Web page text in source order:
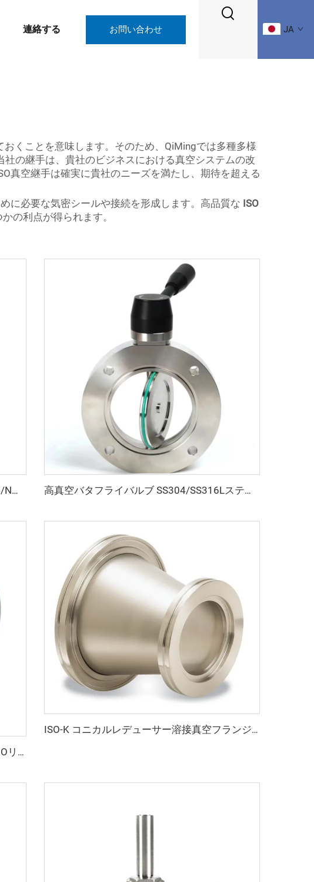
連絡する お問い合わせ JA
くことを意味します。そのため、QiMingでは多種多様
の継手は、貴社のビジネスにおける真空システムの改
真空継手は確実に貴社のニーズを満たし、期待を超える
に必要な気密シールや接続を形成します。高品質な ISO
の利点が得られます。
KFアルミニウム製チェックバルブ、NW25/NW40フランジ付き真空チェックバルブ、逆止弁、KF25/KF40本体、FKMシール付き 高真空バタフライバルブ SS304/SS316Lステンレス鋼製 ISO-F63-200 高品質バタフライバルブ マニュアル/空気圧/電動式
SS304 リング NW16/NW25/NW40/NW50 Oリング（FKM EPDM NBR）ステンレス鋼真空継手 センターリング（リング付きおよびOリング付き）
ISO-K コニカルレデューサー溶接真空フランジ ISO80xISO63-ISO100xISO80 SS304/SS316L ステンレス鋼 高品質真空継手